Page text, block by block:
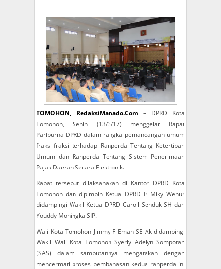
TOMOHON, RedaksiManado.Com – DPRD Kota
Tomohon, Senin (13/3/17) menggelar Rapat
Paripurna DPRD dalam rangka pemandangan umum
fraksi-fraksi terhadap Ranperda Tentang Ketertiban
Umum dan Ranperda Tentang Sistem Penerimaan
Pajak Daerah Secara Elektronik.
Rapat tersebut dilaksanakan di Kantor DPRD Kota
Tomohon dan dipimpin Ketua DPRD Ir Miky Wenur
didampingi Wakil Ketua DPRD Caroll Senduk SH dan
Youddy Moningka SIP.
Wali Kota Tomohon Jimmy F Eman SE Ak didampingi
Wakil Wali Kota Tomohon Syerly Adelyn Sompotan
(SAS) dalam sambutannya mengatakan dengan
mencermati proses pembahasan kedua ranperda ini